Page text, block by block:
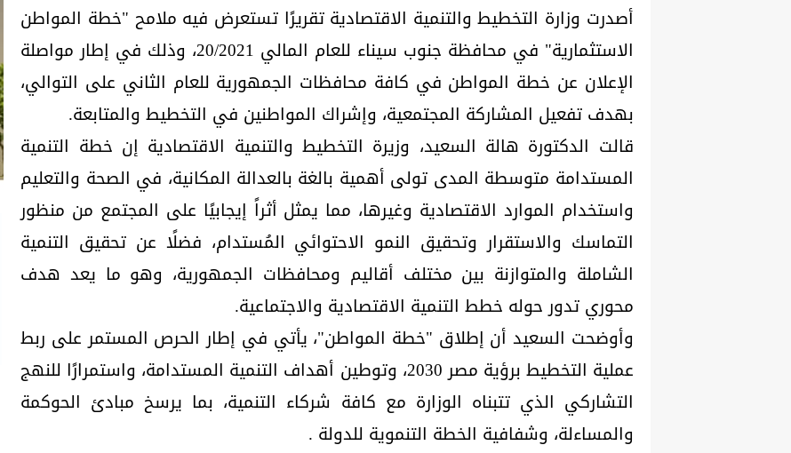
أصدرت وزارة التخطيط والتنمية الاقتصادية تقريرًا تستعرض فيه ملامح "خطة المواطن
الاستثمارية" في محافظة جنوب سيناء للعام المالي 20/2021، وذلك في إطار مواصلة
الإعلان عن خطة المواطن في كافة محافظات الجمهورية للعام الثاني على التوالي،
بهدف تفعيل المشاركة المجتمعية، وإشراك المواطنين في التخطيط والمتابعة.
قالت الدكتورة هالة السعيد، وزيرة التخطيط والتنمية الاقتصادية إن خطة التنمية
المستدامة متوسطة المدى تولى أهمية بالغة بالعدالة المكانية، في الصحة والتعليم
واستخدام الموارد الاقتصادية وغيرها، مما يمثل أثراً إيجابيًا على المجتمع من منظور
التماسك والاستقرار وتحقيق النمو الاحتوائي المُستدام، فضلًا عن تحقيق التنمية
الشاملة والمتوازنة بين مختلف أقاليم ومحافظات الجمهورية، وهو ما يعد هدف
محوري تدور حوله خطط التنمية الاقتصادية والاجتماعية.
وأوضحت السعيد أن إطلاق "خطة المواطن"، يأتي في إطار الحرص المستمر على ربط
عملية التخطيط برؤية مصر 2030، وتوطين أهداف التنمية المستدامة، واستمرارًا للنهج
التشاركي الذي تتبناه الوزارة مع كافة شركاء التنمية، بما يرسخ مبادئ الحوكمة
والمساءلة، وشفافية الخطة التنموية للدولة .